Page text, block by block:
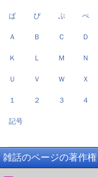
ぱ ぴ ぷ ぺ
Ａ Ｂ Ｃ Ｄ
Ｋ Ｌ Ｍ Ｎ
Ｕ Ｖ Ｗ Ｘ
１ ２ ３ ４
記号
雑話のページの著作権